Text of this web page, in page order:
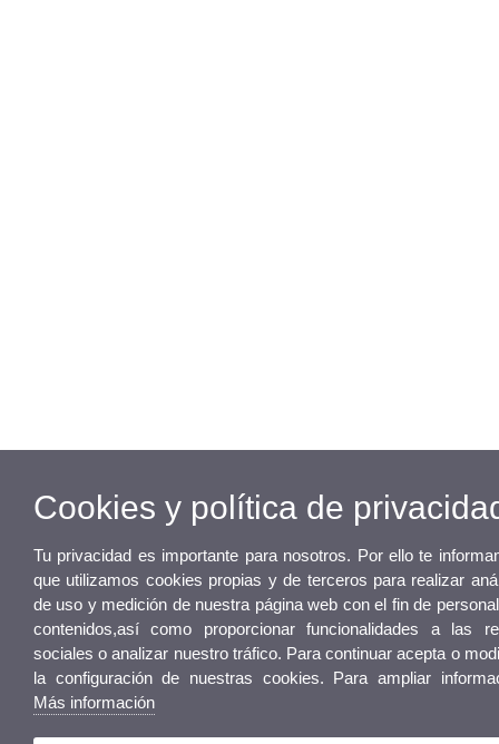
Cookies y política de
Tu privacidad es importante para nosotros. Por ello te
que utilizamos cookies propias y de terceros para realizar
de uso y medición de nuestra página web con el fin de
contenidos,así como proporcionar funcionalidades a las
sociales o analizar nuestro tráfico. Para continuar acepta o
la configuración de nuestras cookies. Para ampliar
Más información